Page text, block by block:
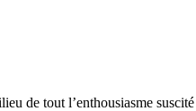
de tout l’enthousiasme